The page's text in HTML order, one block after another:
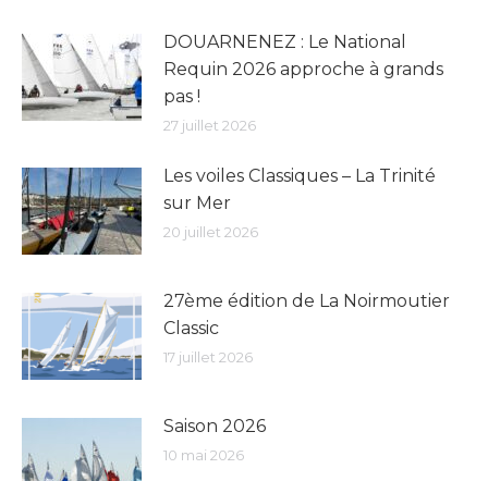
DOUARNENEZ : Le National
Requin 2026 approche à grands
pas !
27 juillet 2026
Les voiles Classiques – La Trinité
sur Mer
20 juillet 2026
27ème édition de La Noirmoutier
Classic
17 juillet 2026
Saison 2026
10 mai 2026